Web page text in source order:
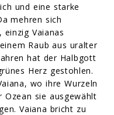
und eine starke
mehren sich
Vaianas
Raub aus uralter
hat der Halbgott
Herz gestohlen.
wo ihre Wurzeln
sie ausgewählt
Vaiana bricht zu